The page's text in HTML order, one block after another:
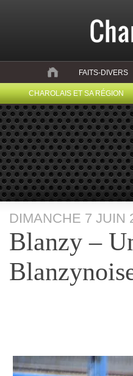
FAITS-DIVERS
CHAROLAIS ET SA RÉGION
DIMANCHE 7 JUIN
Blanzy –